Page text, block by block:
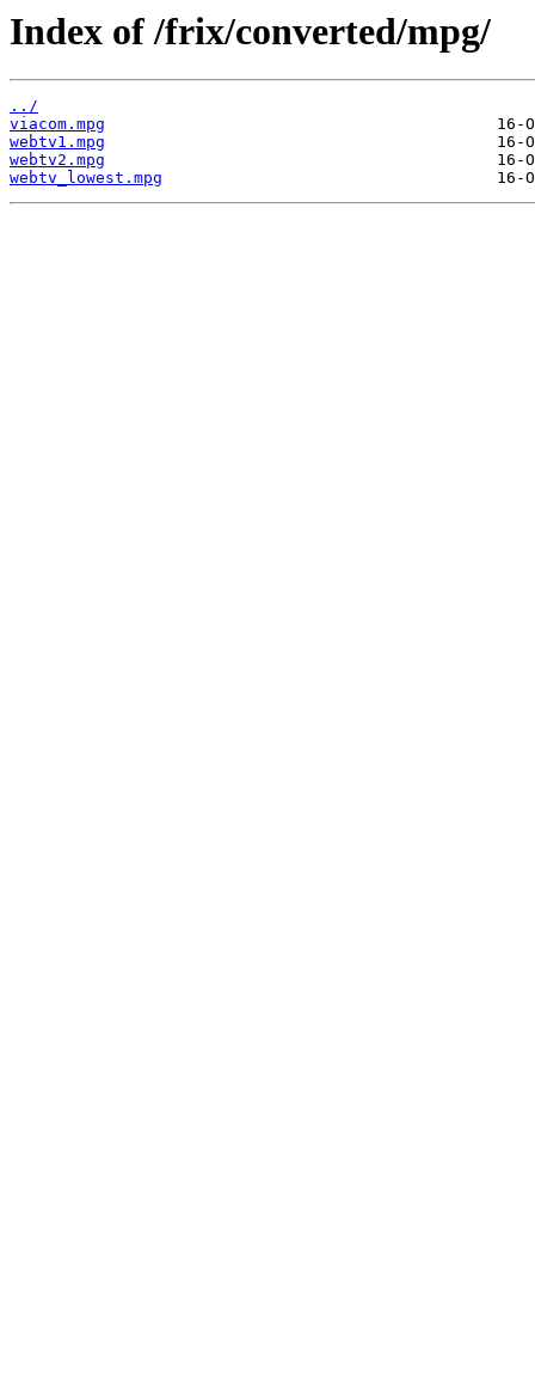
Index of /frix/converted/mpg/
../
viacom.mpg
webtv1.mpg
webtv2.mpg
webtv_lowest.mpg